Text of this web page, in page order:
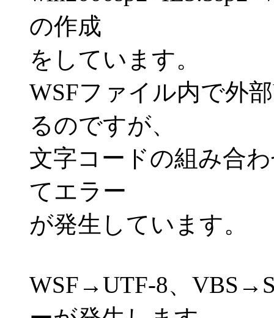
の作成
をしています。
WSFファイル内で外
るのですが、
文字コードの組み合
てエラー
が発生しています。
WSF→UTF-8、